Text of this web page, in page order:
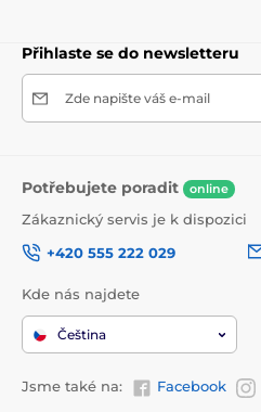
Přihlaste se do newsletteru
Zde napište váš e-mail
Potřebujete poradit online
Zákaznický servis je k dispozici
+420 555 222 029
Kde nás najdete
Čeština
Jsme také na: Facebook